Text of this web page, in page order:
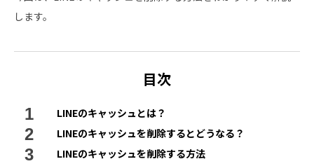
します。
目次
LINEのキャッシュとは？
LINEのキャッシュを削除するとどうなる？
LINEのキャッシュを削除する方法